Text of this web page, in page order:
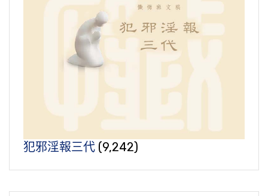
犯邪淫報三代 (9,242)